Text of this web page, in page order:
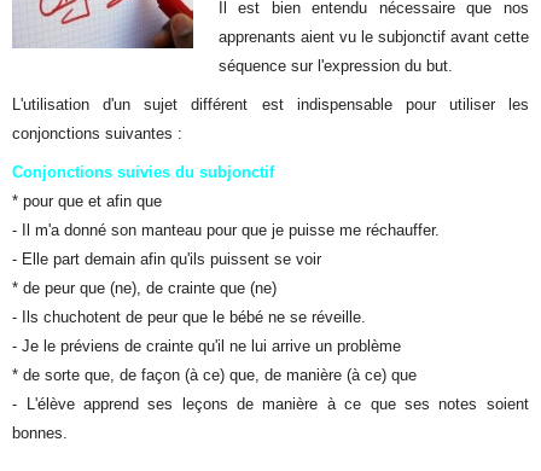
Il est bien entendu nécessaire que nos
apprenants aient vu le subjonctif avant cette
séquence sur l'expression du but.
L'utilisation d'un sujet différent est indispensable pour utiliser les
conjonctions suivantes :
Conjonctions suivies du subjonctif
* pour que et afin que
- Il m'a donné son manteau pour que je puisse me réchauffer.
- Elle part demain afin qu'ils puissent se voir
* de peur que (ne), de crainte que (ne)
- Ils chuchotent de peur que le bébé ne se réveille.
- Je le préviens de crainte qu'il ne lui arrive un problème
* de sorte que, de façon (à ce) que, de manière (à ce) que
- L'élève apprend ses leçons de manière à ce que ses notes soient
bonnes.